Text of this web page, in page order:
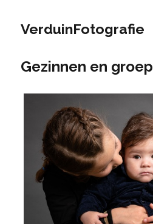
VerduinFotografie
Gezinnen en groep